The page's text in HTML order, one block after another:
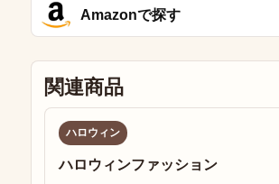
Amazonで探す
関連商品
ハロウィン
ハロウィンファッション